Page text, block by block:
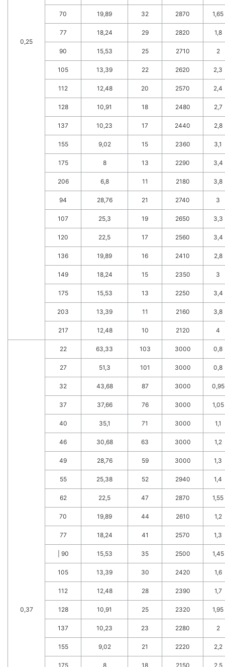
0,25
70 19,89 32 2870 1,65
77 18,24 29 2820 1,8
90 15,53 25 2710 2
105 13,39 22 2620 2,3
112 12,48 20 2570 2,4
128 10,91 18 2480 2,7
137 10,23 17 2440 2,8
155 9,02 15 2360 3,1
175 8 13 2290 3,4
206 6,8 11 2180 3,8
94 28,76 21 2740 3
107 25,3 19 2650 3,3
120 22,5 17 2560 3,4
136 19,89 16 2410 2,8
149 18,24 15 2350 3
175 15,53 13 2250 3,4
203 13,39 11 2160 3,8
217 12,48 10 2120 4
0,37
22 63,33 103 3000 0,8
27 51,3 101 3000 0,8
32 43,68 87 3000 0,95
37 37,66 76 3000 1,05
40 35,1 71 3000 1,1
46 30,68 63 3000 1,2
49 28,76 59 3000 1,3
55 25,38 52 2940 1,4
62 22,5 47 2870 1,55
70 19,89 44 2610 1,2
77 18,24 41 2570 1,3
| 90 15,53 35 2500 1,45
105 13,39 30 2420 1,6
112 12,48 28 2390 1,7
128 10,91 25 2320 1,95
137 10,23 23 2280 2
155 9,02 21 2220 2,2
175 8 18 2150 2,5